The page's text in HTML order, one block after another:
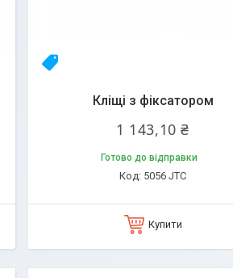
Кліщі з фіксатором
1 143,10 ₴
Готово до відправки
5056 JTC
Купити